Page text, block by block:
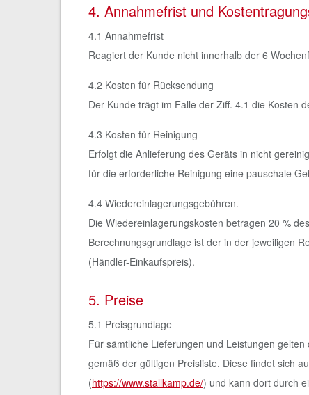
4. Annahmefrist und
4.1 Annahmefrist
Reagiert der Kunde nicht innerhalb der 6
4.2 Kosten für Rücksendung
Der Kunde trägt im Falle der Ziff. 4.1 die Kosten
4.3 Kosten für Reinigung
Erfolgt die Anlieferung des Geräts in nicht
für die erforderliche Reinigung eine pauschale
4.4 Wiedereinlagerungsgebühren.
Die Wiedereinlagerungskosten betragen 20 %
Berechnungsgrundlage ist der in der jeweiligen
(Händler-Einkaufspreis).
5. Preise
5.1 Preisgrundlage
Für sämtliche Lieferungen und Leistungen
gemäß der gültigen Preisliste. Diese findet sich
(https://www.stallkamp.de/) und kann dort durch